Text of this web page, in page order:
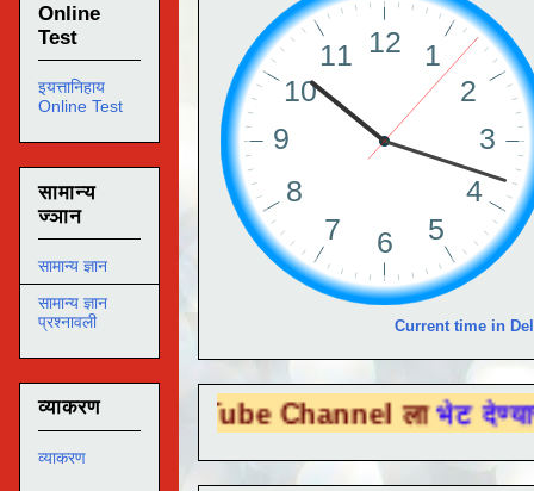
Current time in
You Tube Channel लाभेट देण्यासाठी येथे
Online
Test
इयत्तानिहाय
Online Test
सामान्य
ज्ञान
सामान्य ज्ञान
सामान्य ज्ञान
प्रश्नावली
व्याकरण
व्याकरण